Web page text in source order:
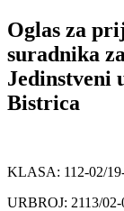
Oglas za
suradnika
Jedinstveni
Bistrica
KLASA: 112-02/
URBROJ: 2113/